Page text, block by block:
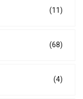
(11)
(68)
(4)